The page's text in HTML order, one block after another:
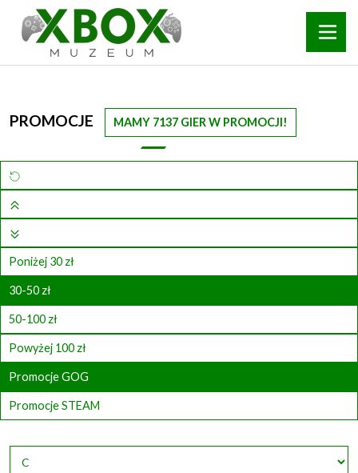
PROMOCJE MAMY 7137 GIER W PROMOCJI!
Poniżej 30 zł
30-50 zł
50-100 zł
Powyżej 100 zł
Promocje GOG
Promocje STEAM